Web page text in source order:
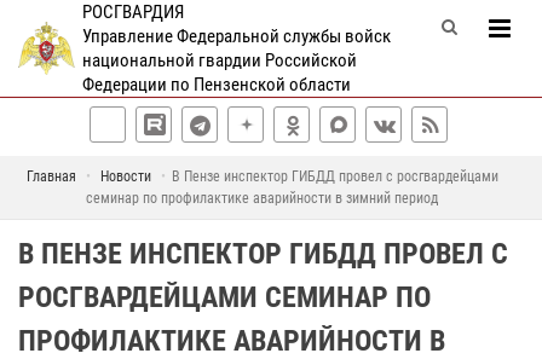
РОСГВАРДИЯ
Управление Федеральной службы войск
национальной гвардии Российской
Федерации по Пензенской области
Главная Новости
В Пензе инспектор ГИБДД провел с росгвардейцами
семинар по профилактике аварийности в зимний период
В ПЕНЗЕ ИНСПЕКТОР ГИБДД ПРОВЕЛ С
РОСГВАРДЕЙЦАМИ СЕМИНАР ПО
ПРОФИЛАКТИКЕ АВАРИЙНОСТИ В